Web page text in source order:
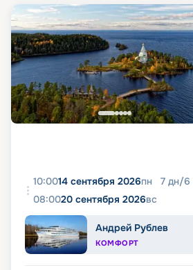
10:0014 сентября 2026пн 7 дн/6
08:0020 сентября 2026вс
Андрей Рублев
КОМФОРТ